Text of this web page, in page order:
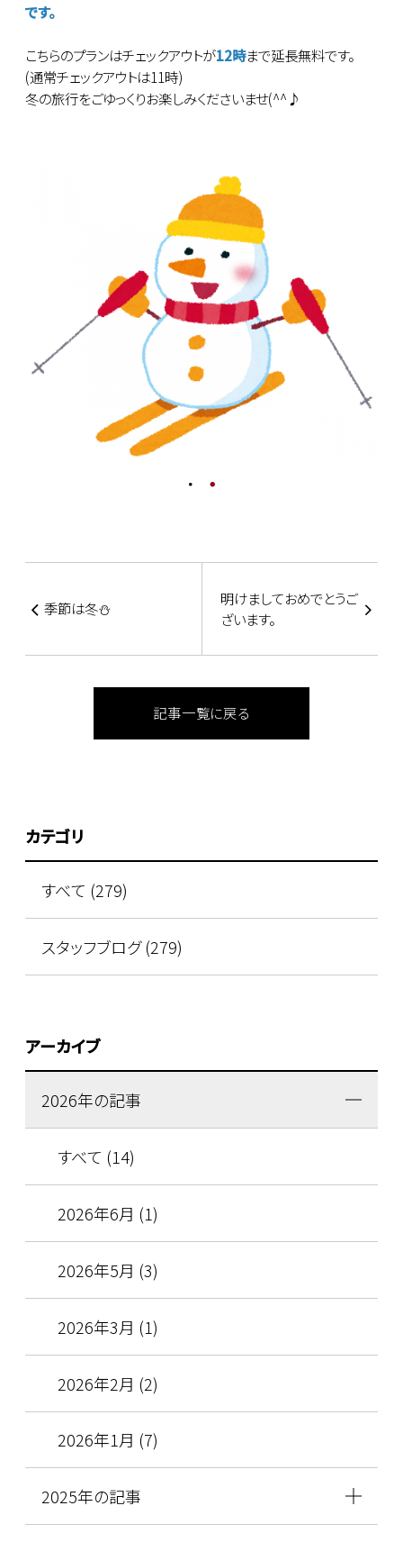
です。
こちらのプランはチェックアウトが12時まで延長無料です。
(通常チェックアウトは11時)
冬の旅行をごゆっくりお楽しみくださいませ(^^♪
季節は冬⛄
明けましておめでとうご
ざいます。
記事一覧に戻る
カテゴリ
すべて (279)
スタッフブログ (279)
アーカイブ
2026年の記事
すべて (14)
2026年6月 (1)
2026年5月 (3)
2026年3月 (1)
2026年2月 (2)
2026年1月 (7)
2025年の記事